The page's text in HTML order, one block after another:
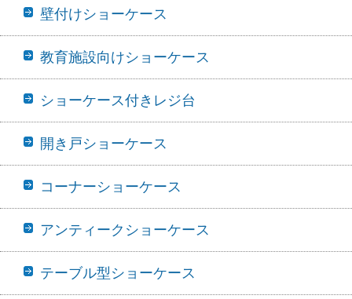
壁付けショーケース
教育施設向けショーケース
ショーケース付きレジ台
開き戸ショーケース
コーナーショーケース
アンティークショーケース
テーブル型ショーケース